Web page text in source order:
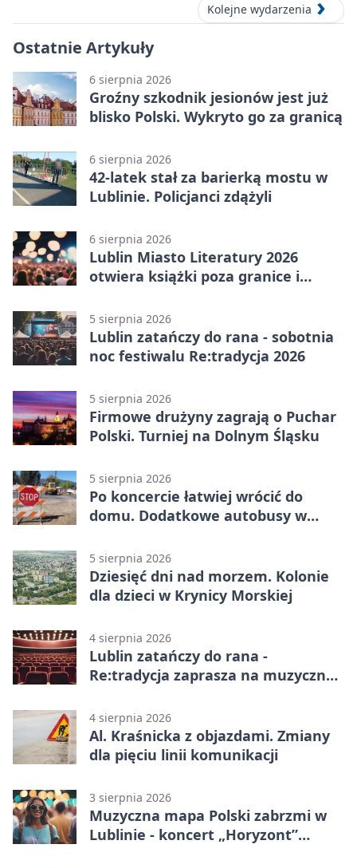
Kolejne wydarzenia
Ostatnie Artykuły
6 sierpnia 2026
Groźny szkodnik jesionów jest już
blisko Polski. Wykryto go za granicą
6 sierpnia 2026
42-latek stał za barierką mostu w
Lublinie. Policjanci zdążyli
6 sierpnia 2026
Lublin Miasto Literatury 2026
otwiera książki poza granice i
5 sierpnia 2026
Lublin zatańczy do rana - sobotnia
noc festiwalu Re:tradycja 2026
5 sierpnia 2026
Firmowe drużyny zagrają o Puchar
Polski. Turniej na Dolnym Śląsku
5 sierpnia 2026
Po koncercie łatwiej wrócić do
domu. Dodatkowe autobusy w
5 sierpnia 2026
Dziesięć dni nad morzem. Kolonie
dla dzieci w Krynicy Morskiej
4 sierpnia 2026
Lublin zatańczy do rana -
Re:tradycja zaprasza na muzyczną
4 sierpnia 2026
Al. Kraśnicka z objazdami. Zmiany
dla pięciu linii komunikacji
3 sierpnia 2026
Muzyczna mapa Polski zabrzmi w
Lublinie - koncert „Horyzont”